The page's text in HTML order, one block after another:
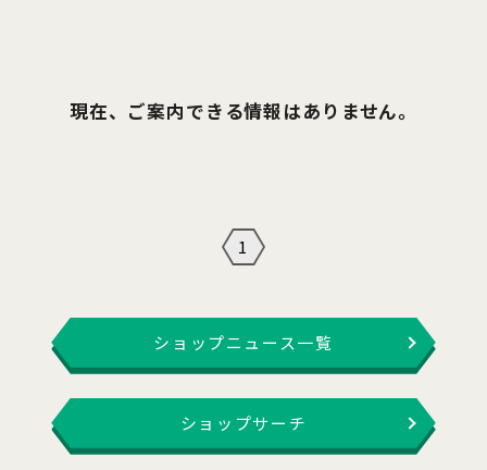
現在、ご案内できる情報はありません。
1
ショップニュース一覧
ショップサーチ